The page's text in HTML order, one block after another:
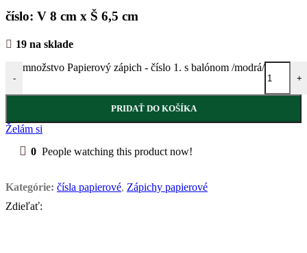
číslo: V 8 cm x Š 6,5 cm
19 na sklade
-
množstvo Papierový zápich - číslo 1. s balónom /modrá/
+
PRIDAŤ DO KOŠÍKA
Želám si
0 People watching this product now!
Kategórie: čísla papierové, Zápichy papierové
Zdieľať: